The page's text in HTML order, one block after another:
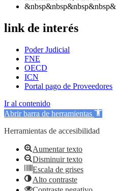
link de interés
Poder Judicial
FNE
OECD
ICN
Portal pago de Proveedores
Ir al contenido
Abrir barra de herramientas
Herramientas de accesibilidad
Aumentar texto
Disminuir texto
Escala de grises
Alto contraste